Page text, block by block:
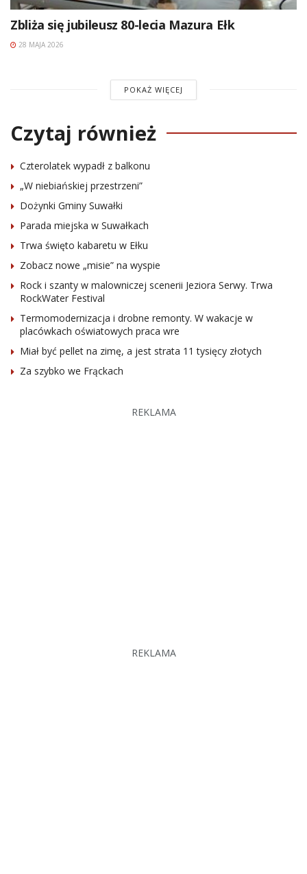
Zbliża się jubileusz 80-lecia Mazura Ełk
28 MAJA 2026
POKAŻ WIĘCEJ
Czytaj również
Czterolatek wypadł z balkonu
„W niebiańskiej przestrzeni”
Dożynki Gminy Suwałki
Parada miejska w Suwałkach
Trwa święto kabaretu w Ełku
Zobacz nowe „misie” na wyspie
Rock i szanty w malowniczej scenerii Jeziora Serwy. Trwa
RockWater Festival
Termomodernizacja i drobne remonty. W wakacje w
placówkach oświatowych praca wre
Miał być pellet na zimę, a jest strata 11 tysięcy złotych
Za szybko we Frąckach
REKLAMA
REKLAMA